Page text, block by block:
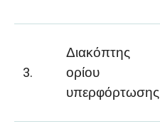
3.
Διακόπτης
ορίου
υπερφόρτωσης